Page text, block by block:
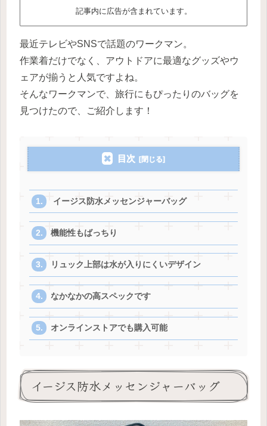
記事内に広告が含まれています。
最近テレビやSNSで話題のワークマン。
作業着だけでなく、アウトドアに最適なグッズやウ
ェアが揃うと人気ですよね。
そんなワークマンで、旅行にもぴったりのバッグを
見つけたので、ご紹介します！
目次
イージス防水メッセンジャーバッグ
機能性もばっちり
リュック上部は水が入りにくいデザイン
なかなかの高スペックです
オンラインストアでも購入可能
イージス防水メッセンジャーバッグ